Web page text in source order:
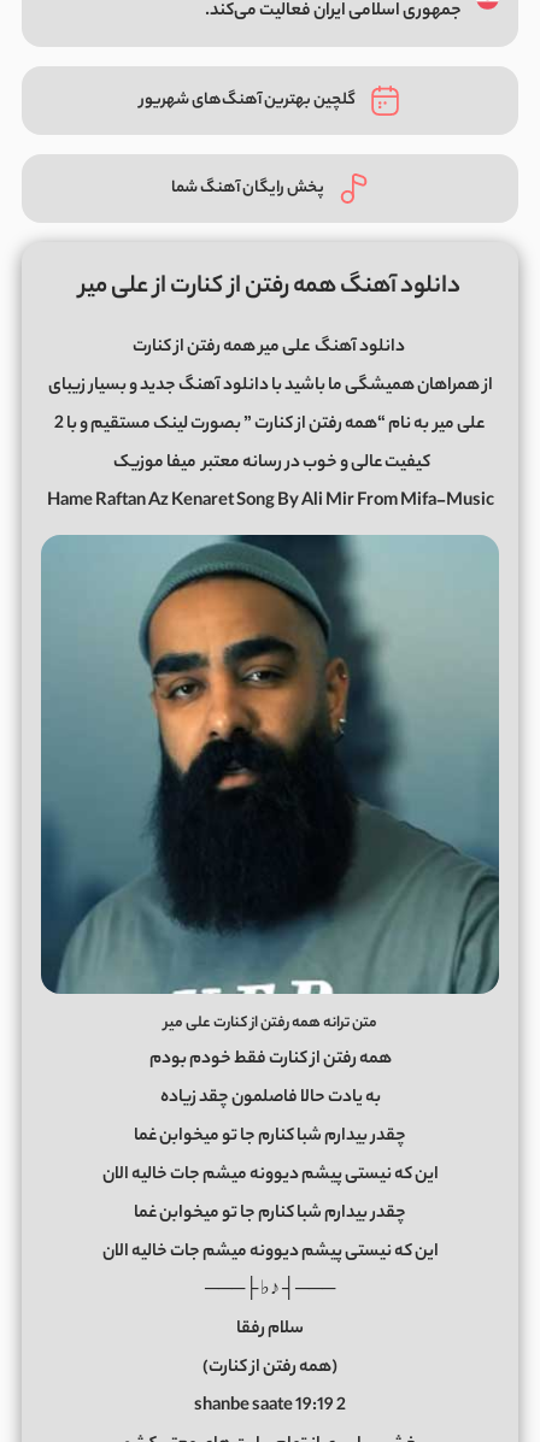
جمهوری اسلامی ایران فعالیت می‌کند.
گلچین بهترین آهنگ‌های شهریور
پخش رایگان آهنگ شما
دانلود آهنگ همه رفتن از کنارت از علی میر
دانلود آهنگعلی میر همه رفتن از کنارت
از همراهان همیشگی ما باشید با دانلود آهنگ جدید و بسیار زیبای
علی میر
به نام “همه رفتن از کنارت ” بصورت لینک مستقیم و با 2
کیفیت عالی و خوب در رسانه معتبرمیفا موزیک
Hame Raftan Az Kenaret Song By Ali Mir From Mifa-Music
متن ترانه همه رفتن از کنارت علی میر
همه رفتن از کنارت فقط خودم بودم
به یادت حالا فاصلمون چقد زیاده
چقدر بیدارم‌ شبا کنارم جا تو میخوابن غما
این که نیستی پیشم دیوونه میشم جات خالیه الان
چقدر بیدارم‌ شبا کنارم جا تو میخوابن غما
این که نیستی پیشم دیوونه میشم جات خالیه الان
───┤ ♪♭ ├───
سلام رفقا
(همه رفتن از کنارت)
2 shanbe saate 19:19